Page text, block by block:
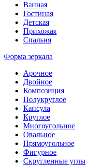
Ванная
Гостиная
Детская
Прихожая
Спальня
Форма зеркала
Арочное
Двойное
Композиция
Полукруглое
Капсула
Круглое
Многоугольное
Овальное
Прямоугольное
Фигурное
Скругленные углы